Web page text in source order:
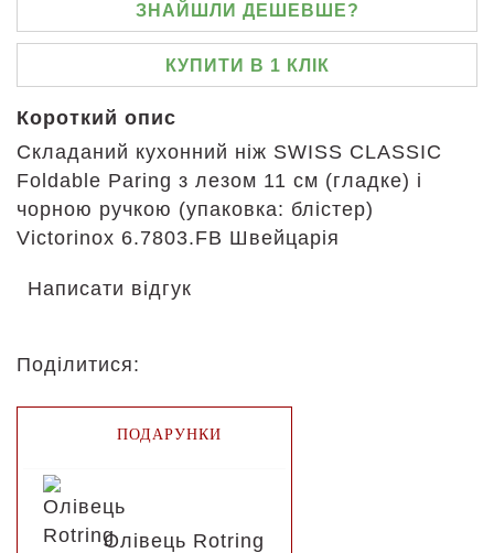
ЗНАЙШЛИ ДЕШЕВШЕ?
КУПИТИ В 1 КЛІК
Короткий опис
Складаний кухонний ніж SWISS CLASSIC
Foldable Paring з лезом 11 см (гладке) і
чорною ручкою (упаковка: блістер)
Victorinox 6.7803.FB Швейцарія
Написати відгук
Поділитися:
ПОДАРУНКИ
Олівець Rotring